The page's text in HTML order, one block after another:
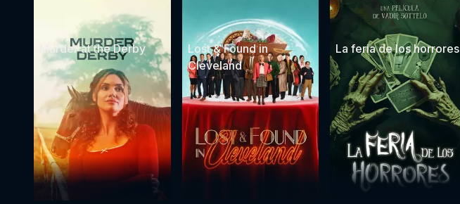
Murder at the Derby
Lost & Found in
Cleveland
La feria de los horrores